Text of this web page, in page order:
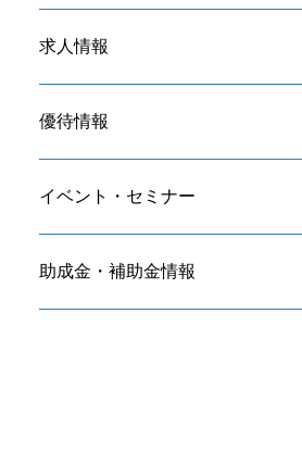
求人情報
優待情報
イベント・セミナー
助成金・補助金情報